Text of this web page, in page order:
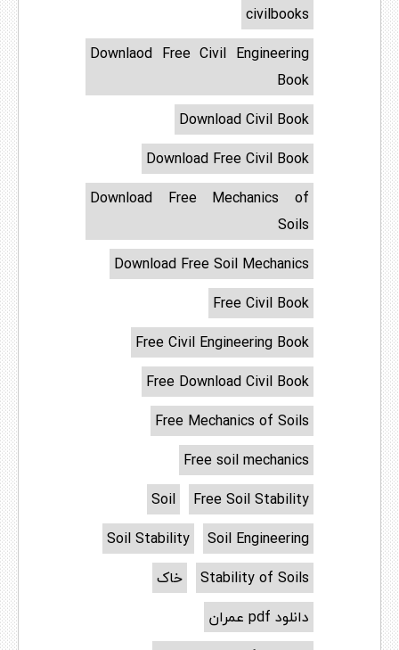
civilbooks
Downlaod Free Civil Engineering
Book
Download Civil Book
Download Free Civil Book
Download Free Mechanics of
Soils
Download Free Soil Mechanics
Free Civil Book
Free Civil Engineering Book
Free Download Civil Book
Free Mechanics of Soils
Free soil mechanics
Free Soil Stability
Soil
Soil Engineering
Soil Stability
Stability of Soils
خاک
دانلود pdf عمران